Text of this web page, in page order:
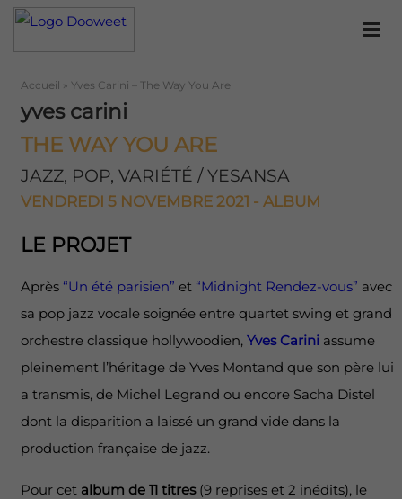
Accueil » Yves Carini – The Way You Are
yves carini
THE WAY YOU ARE
JAZZ, POP, VARIÉTÉ / YESANSA
VENDREDI 5 NOVEMBRE 2021 - ALBUM
LE PROJET
Après “Un été parisien” et “Midnight Rendez-vous” avec
sa pop jazz vocale soignée entre quartet swing et grand
orchestre classique hollywoodien, Yves Carini assume
pleinement l’héritage de Yves Montand que son père lui
a transmis, de Michel Legrand ou encore Sacha Distel
dont la disparition a laissé un grand vide dans la
production française de jazz.
Pour cet album de 11 titres(9 reprises et 2 inédits), le